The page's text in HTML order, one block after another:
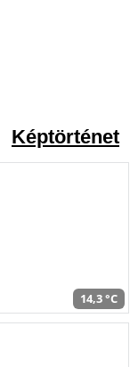
Képtörténet
14,3 °C